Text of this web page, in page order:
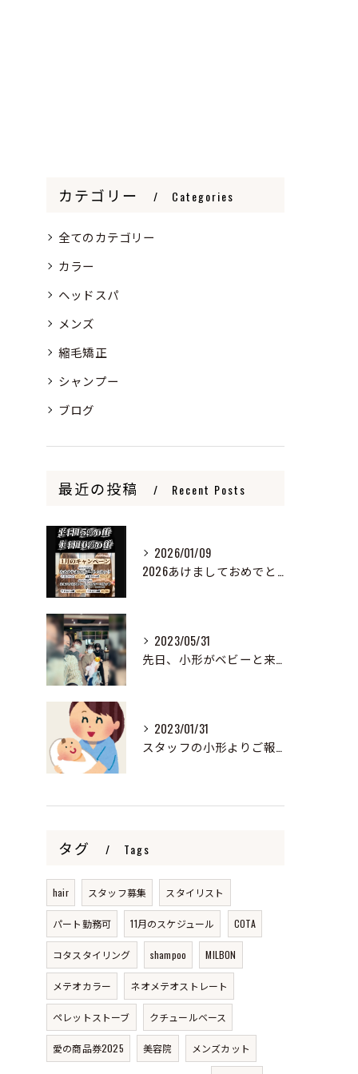
カテゴリー Categories
全てのカテゴリー
カラー
ヘッドスパ
メンズ
縮毛矯正
シャンプー
ブログ
最近の投稿 Recent Posts
2026/01/09
2026あけましておめでとうございます
2023/05/31
先日、小形がベビーと来ました！
2023/01/31
スタッフの小形よりご報告
タグ Tags
hair スタッフ募集 スタイリスト
パート勤務可 11月のスケジュール COTA
コタスタイリング shampoo MILBON
メテオカラー ネオメテオストレート
ペレットストーブ クチュールベース
愛の商品券2025 美容院 メンズカット